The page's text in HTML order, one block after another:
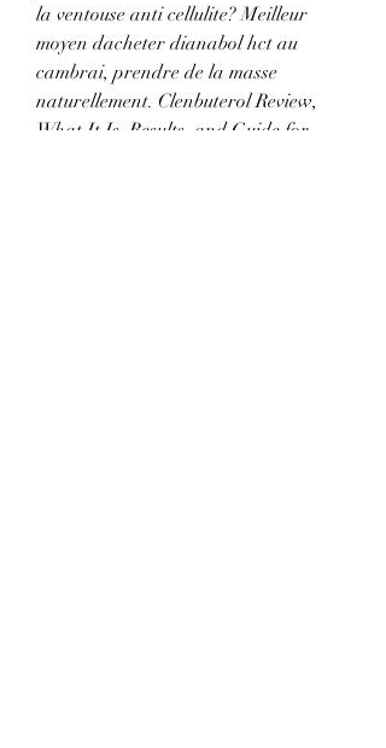
la ventouse anti cellulite? Meilleur
moyen dacheter dianabol hct au
cambrai, prendre de la masse
naturellement. Clenbuterol Review,
What It Is, Results, and Guide for